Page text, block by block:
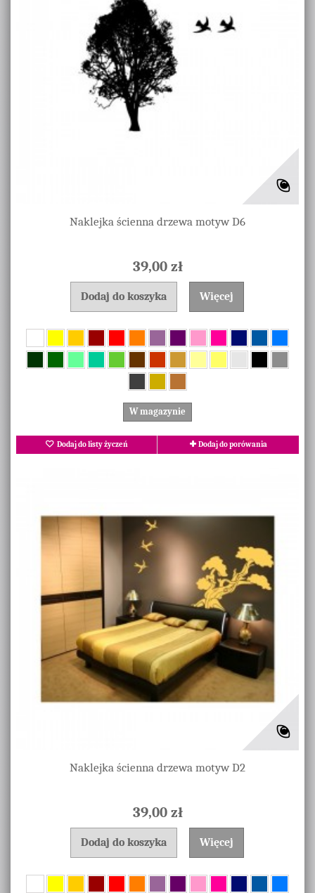
Naklejka ścienna drzewa motyw D6
39,00 zł
Dodaj do koszyka Więcej
W magazynie
Dodaj do listy życzeń Dodaj do porówania
Naklejka ścienna drzewa motyw D2
39,00 zł
Dodaj do koszyka Więcej